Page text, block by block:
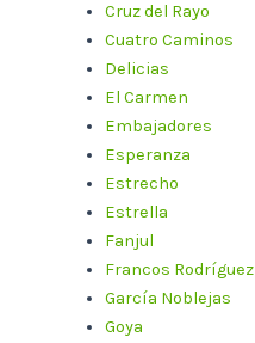
Cruz del Rayo
Cuatro Caminos
Delicias
El Carmen
Embajadores
Esperanza
Estrecho
Estrella
Fanjul
Francos Rodríguez
García Noblejas
Goya